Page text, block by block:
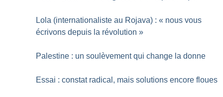
Lola (internationaliste au Rojava) : « nous vous
écrivons depuis la révolution »
Palestine : un soulèvement qui change la donne
Essai : constat radical, mais solutions encore floues